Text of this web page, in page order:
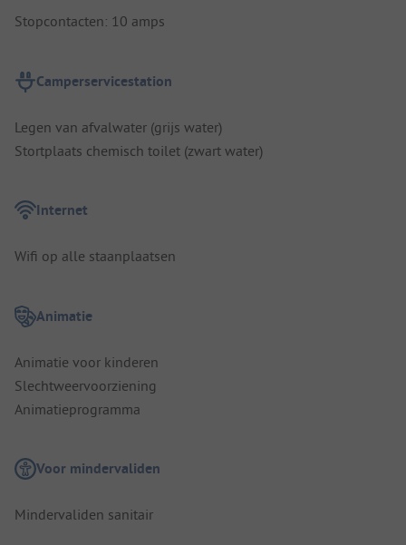
Stopcontacten: 10 amps
Camperservicestation
Legen van afvalwater (grijs water)
Stortplaats chemisch toilet (zwart water)
Internet
Wifi op alle staanplaatsen
Animatie
Animatie voor kinderen
Slechtweervoorziening
Animatieprogramma
Voor mindervaliden
Mindervaliden sanitair